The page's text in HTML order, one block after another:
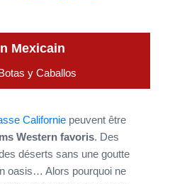
Mexicain
y Caballos
Californiepeuvent être
Western favoris. Des
déserts sans une goutte
oasis… Alors pourquoi ne